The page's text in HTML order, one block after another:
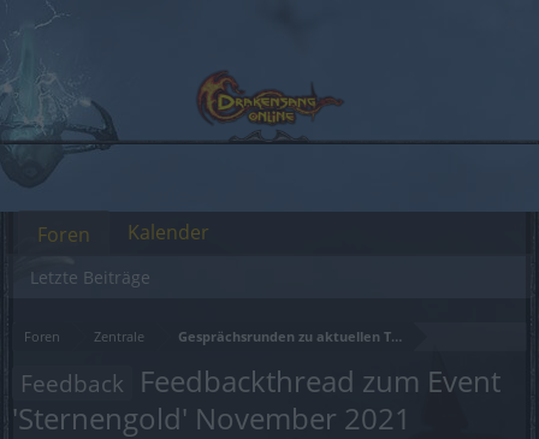
Foren Zentrale Gesprächsrunden zu aktuellen Themen
Feedback Feedbackthread zum Event
'Sternengold' November 2021
Foren
Letzte Beiträge
Kalender